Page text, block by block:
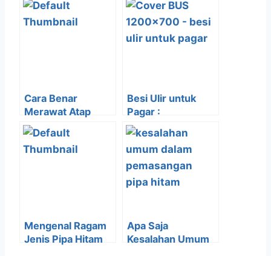
Cara Benar
Merawat Atap
Spandek Agar
Tidak Mudah
Berkarat
Besi Ulir untuk
Pagar :
Keuntungan & Tips
Pemasangan
Mengenal Ragam
Jenis Pipa Hitam
Apa Saja
Kesalahan Umum